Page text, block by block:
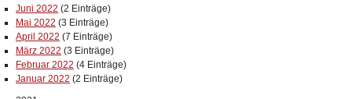
Juni 2022 (2 Einträge)
Mai 2022 (3 Einträge)
April 2022 (7 Einträge)
März 2022 (3 Einträge)
Februar 2022 (4 Einträge)
Januar 2022 (2 Einträge)